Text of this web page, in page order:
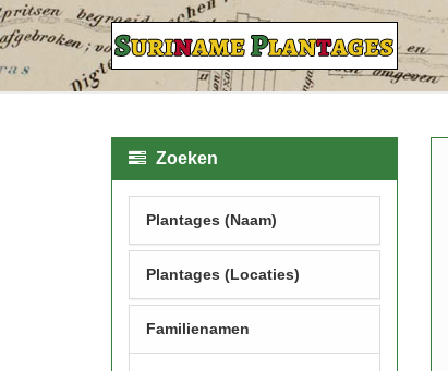
Zoeken
Plantages (Naam)
Plantages (Locaties)
Familienamen